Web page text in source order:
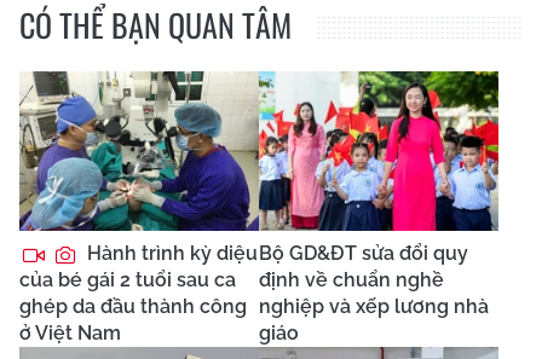
CÓ THỂ BẠN QUAN TÂM
Hành trình kỳ diệu
của bé gái 2 tuổi sau ca
ghép da đầu thành công
ở Việt Nam
Bộ GD&ĐT sửa đổi quy
định về chuẩn nghề
nghiệp và xếp lương nhà
giáo